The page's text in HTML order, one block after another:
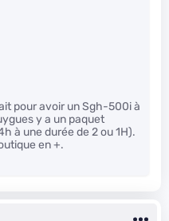
pour avoir un Sgh-500i à
y a un paquet
à une durée de 2 ou 1H).
en +.